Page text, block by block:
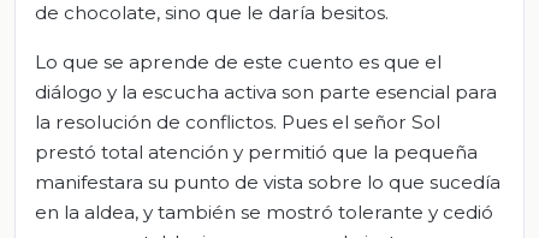
de chocolate, sino que le daría besitos.
Lo que se aprende de este cuento es que el
diálogo y la escucha activa son parte esencial para
la resolución de conflictos. Pues el señor Sol
prestó total atención y permitió que la pequeña
manifestara su punto de vista sobre lo que sucedía
en la aldea, y también se mostró tolerante y cedió